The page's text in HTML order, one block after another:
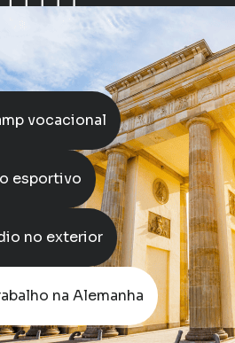
vocacional
esportivo
no exterior
na Alemanha